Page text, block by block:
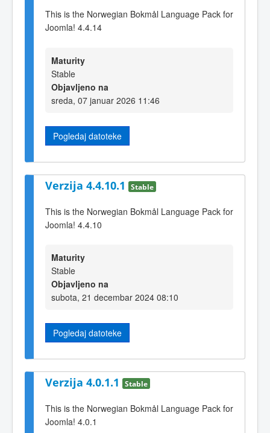
This is the Norwegian Bokmål Language Pack for
Joomla! 4.4.14
Maturity
Stable
Objavljeno na
sreda, 07 januar 2026 11:46
Pogledaj datoteke
Verzija 4.4.10.1 Stable
This is the Norwegian Bokmål Language Pack for
Joomla! 4.4.10
Maturity
Stable
Objavljeno na
subota, 21 decembar 2024 08:10
Pogledaj datoteke
Verzija 4.0.1.1 Stable
This is the Norwegian Bokmål Language Pack for
Joomla! 4.0.1